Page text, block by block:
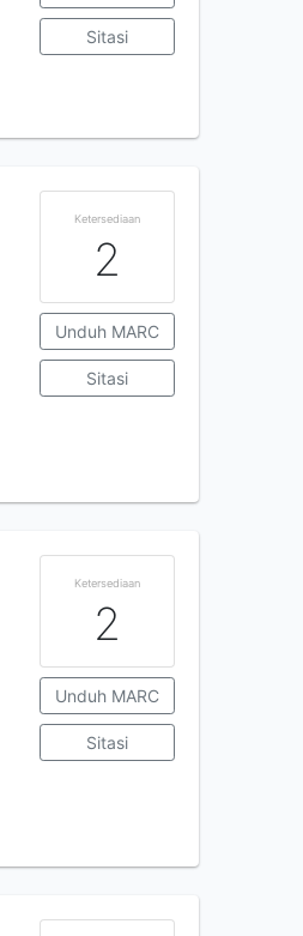
Sitasi
Ketersediaan
2
Unduh MARC
Sitasi
Ketersediaan
2
Unduh MARC
Sitasi